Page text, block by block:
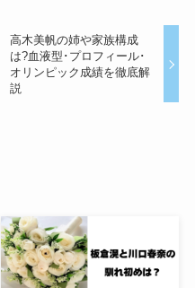
高木美帆の姉や家族構成
は?血液型･プロフィール･
オリンピック成績を徹底解
説